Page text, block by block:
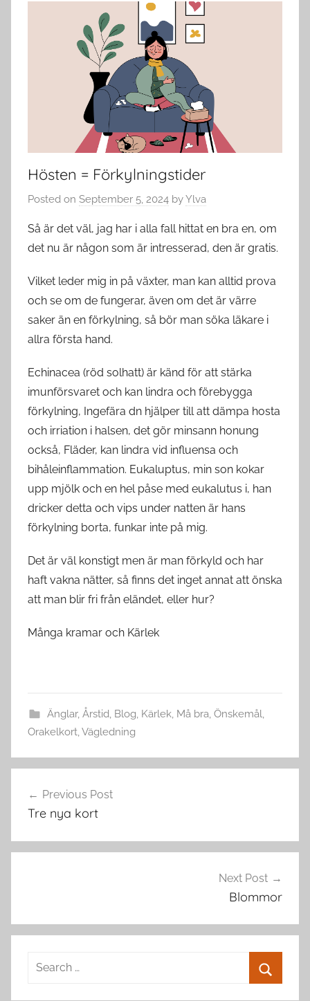
Hösten = Förkylningstider
Posted on September 5, 2024 byYlva
Så är det väl, jag har i alla fall hittat en bra en, om
det nu är någon som är intresserad, den är gratis.
Vilket leder mig in på växter, man kan alltid prova
och se om de fungerar, även om det är värre
saker än en förkylning, så bör man söka läkare i
allra första hand.
Echinacea (röd solhatt) är känd för att stärka
imunförsvaret och kan lindra och förebygga
förkylning, Ingefära dn hjälper till att dämpa hosta
och irriation i halsen, det gör minsann honung
också, Fläder, kan lindra vid influensa och
bihåleinflammation. Eukaluptus, min son kokar
upp mjölk och en hel påse med eukalutus i, han
dricker detta och vips under natten är hans
förkylning borta, funkar inte på mig.
Det är väl konstigt men är man förkyld och har
haft vakna nätter, så finns det inget annat att önska
att man blir fri från eländet, eller hur?
Många kramar och Kärlek
Änglar, Årstid, Blog, Kärlek, Må bra, Önskemål,
Orakelkort,Vägledning
navigation
Previous Post
Tre nya kort
Next Post
Blommor
Search